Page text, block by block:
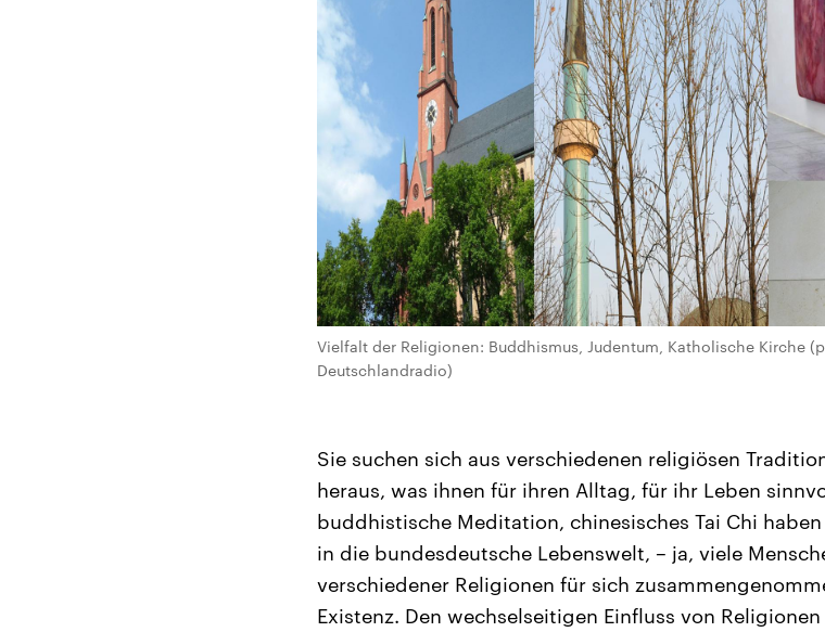
Vielfalt der Religionen: Buddhismus, Judentum, Katholische Kirche
Deutschlandradio)
Sie suchen sich aus verschiedenen religiösen
heraus, was ihnen für ihren Alltag, für ihr Leben
buddhistische Meditation, chinesisches Tai Chi
in die bundesdeutsche Lebenswelt, – ja, viele
verschiedener Religionen für sich
Existenz. Den wechselseitigen Einfluss von